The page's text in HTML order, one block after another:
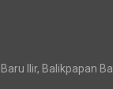
Ilir, Balikpapan